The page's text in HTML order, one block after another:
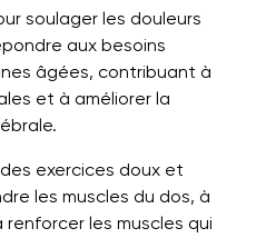
soulager les douleurs
aux besoins
âgées, contribuant à
et à améliorer la
exercices doux et
les muscles du dos, à
les muscles qui